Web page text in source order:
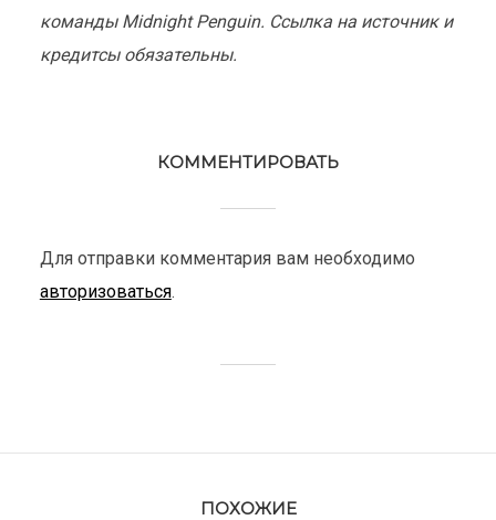
команды Midnight Penguin. Ссылка на источник и
кредитсы обязательны.
КОММЕНТИРОВАТЬ
Для отправки комментария вам необходимо
авторизоваться.
ПОХОЖИЕ